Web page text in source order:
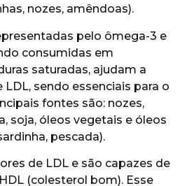
nozes, amêndoas).
pelo ômega-3 e
consumidas em
saturadas, ajudam a
sendo essenciais para o
fontes são: nozes,
soja, óleos vegetais e óleos
pescada).
de LDL e são capazes de
(colesterol bom). Esse